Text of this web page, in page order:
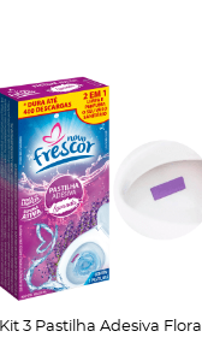
Kit 3 Pastilha Adesiva Floral